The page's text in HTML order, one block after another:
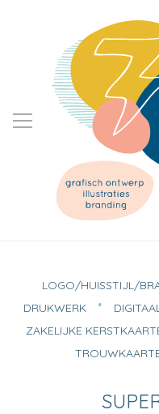
LOGO/HUISSTIJL/
DRUKWERK
ZAKELIJKE